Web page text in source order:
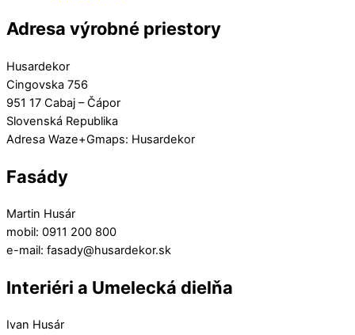
Adresa výrobné priestory
Husardekor
Cingovska 756
951 17 Cabaj – Čápor
Slovenská Republika
Adresa Waze+Gmaps: Husardekor
Fasády
Martin Husár
mobil: 0911 200 800
e-mail: fasady@husardekor.sk
Interiéri a Umelecká dielňa
Ivan Husár